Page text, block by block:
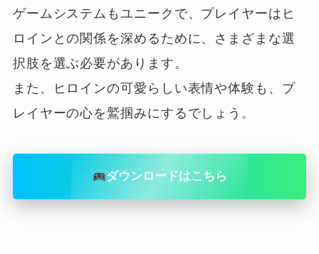
ゲームシステムもユニークで、プレイヤーはヒ
ロインとの関係を深めるために、さまざまな選
択肢を選ぶ必要があります。
また、ヒロインの可愛らしい表情や体験も、プ
ダウンロードはこちら